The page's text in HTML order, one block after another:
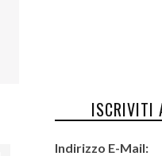
ISCRIVITI
Indirizzo E-Mail: